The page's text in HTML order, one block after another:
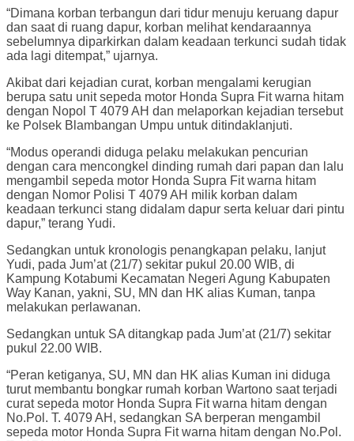
“Dimana korban terbangun dari tidur menuju keruang dapur
dan saat di ruang dapur, korban melihat kendaraannya
sebelumnya diparkirkan dalam keadaan terkunci sudah tidak
ada lagi ditempat,” ujarnya.
Akibat dari kejadian curat, korban mengalami kerugian
berupa satu unit sepeda motor Honda Supra Fit warna hitam
dengan Nopol T 4079 AH dan melaporkan kejadian tersebut
ke Polsek Blambangan Umpu untuk ditindaklanjuti.
“Modus operandi diduga pelaku melakukan pencurian
dengan cara mencongkel dinding rumah dari papan dan lalu
mengambil sepeda motor Honda Supra Fit warna hitam
dengan Nomor Polisi T 4079 AH milik korban dalam
keadaan terkunci stang didalam dapur serta keluar dari pintu
dapur,” terang Yudi.
Sedangkan untuk kronologis penangkapan pelaku, lanjut
Yudi, pada Jum’at (21/7) sekitar pukul 20.00 WIB, di
Kampung Kotabumi Kecamatan Negeri Agung Kabupaten
Way Kanan, yakni, SU, MN dan HK alias Kuman, tanpa
melakukan perlawanan.
Sedangkan untuk SA ditangkap pada Jum’at (21/7) sekitar
pukul 22.00 WIB.
“Peran ketiganya, SU, MN dan HK alias Kuman ini diduga
turut membantu bongkar rumah korban Wartono saat terjadi
curat sepeda motor Honda Supra Fit warna hitam dengan
No.Pol. T. 4079 AH, sedangkan SA berperan mengambil
sepeda motor Honda Supra Fit warna hitam dengan No.Pol.